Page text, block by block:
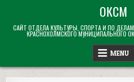
content
ОКСМ
САЙТ ОТДЕЛА КУЛЬТУРЫ, СПОРТА И ПО
КРАСНОХОЛМСКОГО МУНИЦИПАЛЬНОГО
MENU